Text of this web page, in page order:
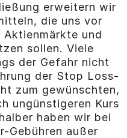
erweitern wir
die uns vor
und
sollen. Viele
der Gefahr nicht
der Stop Loss-
zum gewünschten,
ungünstigeren Kurs
haben wir bei
Gebühren außer